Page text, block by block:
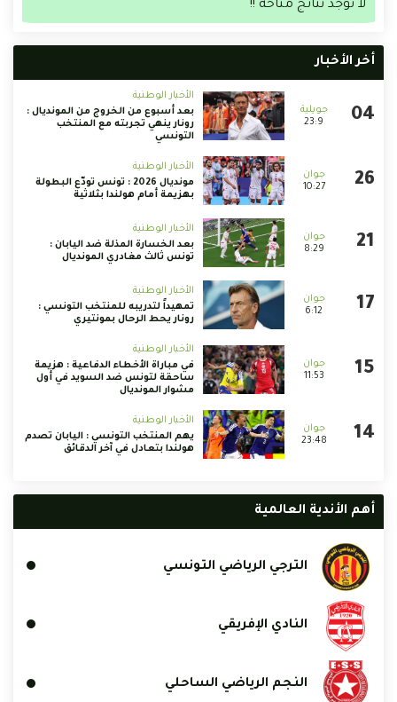
لا توجد نتائج متاحة !!
أخر الأخبار
23:9
الأخبار الوطنية
بعد أسبوع من الخروج من المونديال :
رونار ينهي تجربته مع المنتخب
التونسي
10:27
الأخبار الوطنية
مونديال 2026 : تونس تودّع البطولة
بهزيمة أمام هولندا بثلاثية
8:29
الأخبار الوطنية
بعد الخسارة المذلة ضد اليابان :
تونس ثالث مغادري المونديال
6:12
الأخبار الوطنية
تمهيداً لتدريبه للمنتخب التونسي :
رونار يحط الرحال بمونتيري
11:53
الأخبار الوطنية
في مباراة الأخطاء الدفاعية : هزيمة
ساحقة لتونس ضد السويد في أول
مشوار المونديال
23:48
الأخبار الوطنية
يهم المنتخب التونسي : اليابان تصدم
هولندا بتعادل في آخر الدقائق
أهم الأندية العالمية
الترجي الرياضي التونسي
النادي الإفريقي
النجم الرياضي الساحلي